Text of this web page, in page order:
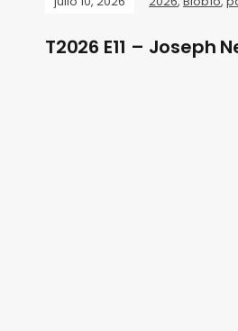
T2026 E11 – Joseph